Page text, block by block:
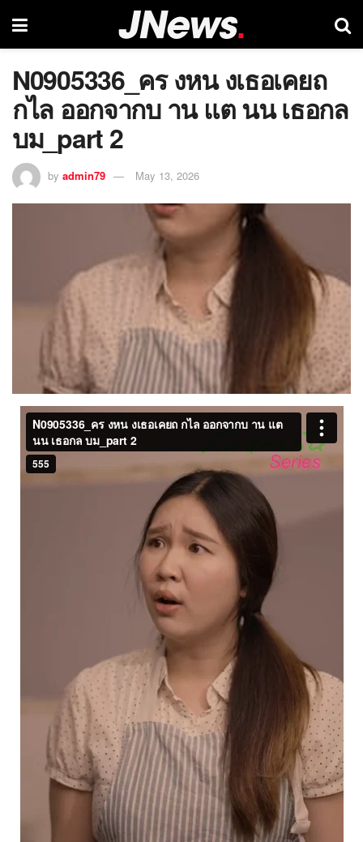
N0905336_คร งหน งเธอเคยถ
กไล ออกจากบ าน แต นน เธอกล
บม_part 2
by admin79 May 13, 2026